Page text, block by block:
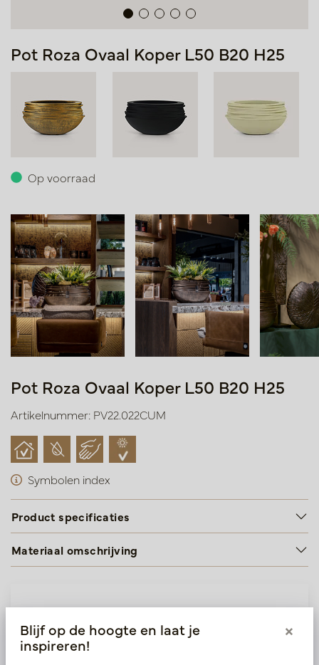
Pot Roza Ovaal Koper L50 B20 H25
Op voorraad
Pot Roza Ovaal Koper L50 B20 H25
Artikelnummer: PV22.022CUM
Symbolen index
Product specificaties
Materiaal omschrijving
Wij leveren enkel B2B
Log in als zakelijke klant om direct toegang te
krijgen tot onze exclusieve prijzen.
Blijf op de hoogte en laat je
inspireren!
×